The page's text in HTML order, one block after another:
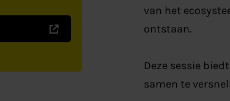
van het
ontstaan.
Deze sessie
samen te